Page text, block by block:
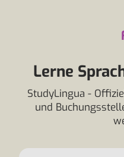
Lerne
StudyLingua -
und